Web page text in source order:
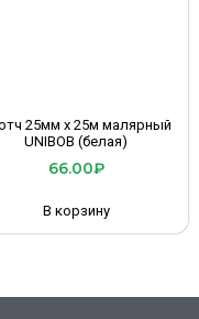
25мм х 25м малярный
UNIBOB (белая)
66.00₽
В корзину